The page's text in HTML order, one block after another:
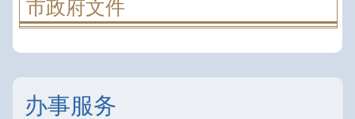
市政府文件
办事服务